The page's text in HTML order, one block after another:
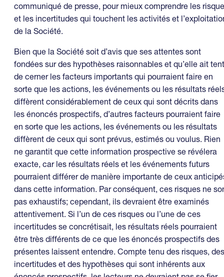
communiqué de presse, pour mieux comprendre les
et les incertitudes qui touchent les activités et
de la Société.
Bien que la Société soit d’avis que ses attentes sont
fondées sur des hypothèses raisonnables et qu’elle ait
de cerner les facteurs importants qui pourraient faire en
sorte que les actions, les événements ou les résultats
diffèrent considérablement de ceux qui sont décrits dans
les énoncés prospectifs, d’autres facteurs pourraient faire
en sorte que les actions, les événements ou les résultats
diffèrent de ceux qui sont prévus, estimés ou voulus. Rien
ne garantit que cette information prospective se révélera
exacte, car les résultats réels et les événements futurs
pourraient différer de manière importante de ceux
dans cette information. Par conséquent, ces risques ne
pas exhaustifs; cependant, ils devraient être examinés
attentivement. Si l’un de ces risques ou l’une de ces
incertitudes se concrétisait, les résultats réels pourraient
être très différents de ce que les énoncés prospectifs des
présentes laissent entendre. Compte tenu des risques, des
incertitudes et des hypothèses qui sont inhérents aux